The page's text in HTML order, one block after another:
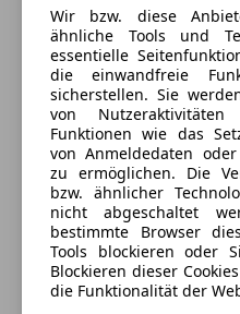
Regensensor
Schiebedach
Schlüssellose
Sitzbelüftung
Sitzheizung
Start/Stop-Automatik
teilb. Rücksitzbank
Tempomat
Unterhaltung/
Android Auto
Apple CarPlay
HIGHLIGHTS & PAKETE
876 Innenraumlicht-
772 AMG Styling
413 Panorama-
PYB Basis-Paket
PYO Premium Plus
P14 Electric Art
PAF Akustik-Komfort-
P17 KEYLESS-GO
P21 AIR-BALANCE Paket
275 Memory-Paket
Mehr anzeigen
Preisbewertung
Mehr anzeigen
Versicherung
Kfz-Versicherung
Wir bzw. diese
ähnliche Tools und
essentielle
die einwandfreie
sicherstellen. Sie
von
Funktionen wie das
von Anmeldedaten
zu ermöglichen. Die
bzw. ähnlicher
nicht abgeschaltet
bestimmte Browser
Tools blockieren oder
Blockieren dieser
die Funktionalität der